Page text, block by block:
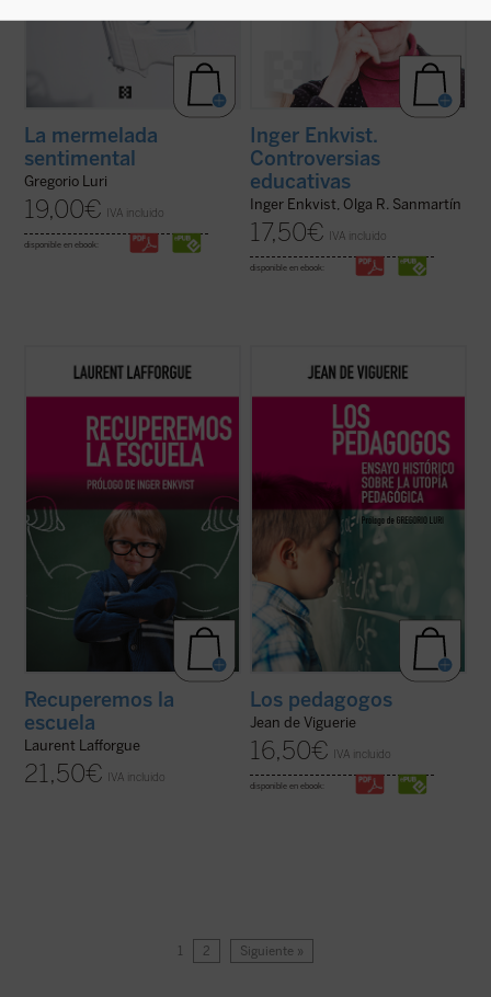
La mermelada
sentimental
Gregorio Luri
19,00€ IVA incluido
disponible en ebook:
Inger Enkvist.
Controversias
educativas
Inger Enkvist, Olga R. Sanmartín
17,50€ IVA incluido
disponible en ebook:
El matemático francés Laurent Lafforgue,
Medalla Fields del año 2002, ha intervenido
la educación y la escuela francesa y
europea. Este libro recoge algunas de ...
Recuperemos la
escuela
Laurent Lafforgue
21,50€ IVA incluido
Jean de Viguerie ilumina a los padres sobre
lo que han hecho algunos de los más
como Freinet, Ferrière, Piaget, Meirieu:
desarrollar los sistemas utópicos
propuestos hace siglos por pensadores
(ver ficha)
Los pedagogos
Jean de Viguerie
16,50€ IVA incluido
disponible en ebook:
1 2 Siguiente »